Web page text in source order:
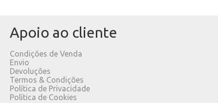
Apoio ao cliente
Condições de Venda
Envio
Devoluções
Termos & Condições
Política de Privacidade
Política de Cookies